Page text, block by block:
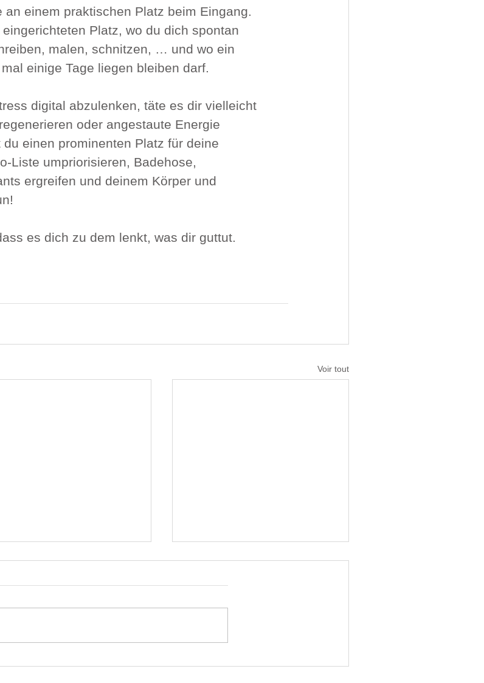
einem praktischen Platz beim Eingang.
Platz, wo du dich spontan
malen, schnitzen, … und wo ein
einige Tage liegen bleiben darf.
digital abzulenken, täte es dir vielleicht
oder angestaute Energie
einen prominenten Platz für deine
Liste umpriorisieren, Badehose,
ergreifen und deinem Körper und
es dich zu dem lenkt, was dir guttut.
Voir tout